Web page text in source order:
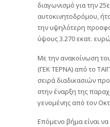
διαγωνισμό για την
αυτοκινητοδρόμου,
την υψηλότερη
ύψους 3.270 εκατ.
Με την ανακοίνωση
(ΓΕΚ ΤΕΡΝΑ) από το
σειρά διαδικασιών
στην έναρξη της
γενομένης από τον
Επόμενο βήμα είναι να